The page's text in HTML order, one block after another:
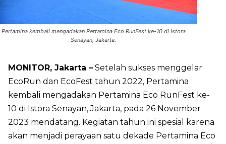
Pertamina kembali mengadakan Pertamina Eco RunFest ke-10 di Istora
Senayan, Jakarta.
MONITOR, Jakarta – Setelah sukses menggelar
EcoRun dan EcoFest tahun 2022, Pertamina
kembali mengadakan Pertamina Eco RunFest ke-
10 di Istora Senayan, Jakarta, pada 26 November
2023 mendatang. Kegiatan tahun ini spesial karena
akan menjadi perayaan satu dekade Pertamina Eco